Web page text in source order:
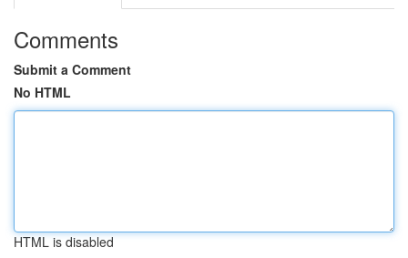
Comments
Submit a Comment
No HTML
HTML is disabled